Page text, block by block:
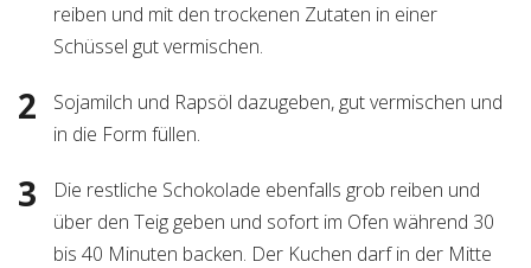
reiben und mit den trockenen Zutaten in einer
Schüssel gut vermischen.
Sojamilch und Rapsöl dazugeben, gut vermischen und
in die Form füllen.
Die restliche Schokolade ebenfalls grob reiben und
über den Teig geben und sofort im Ofen während 30
bis 40 Minuten backen. Der Kuchen darf in der Mitte